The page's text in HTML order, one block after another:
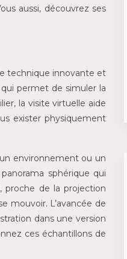
aussi, découvrez ses
technique innovante et
permet de simuler la
la visite virtuelle aide
exister physiquement
environnement ou un
sphérique qui
proche de la projection
mouvoir. L’avancée de
dans une version
ces échantillons de